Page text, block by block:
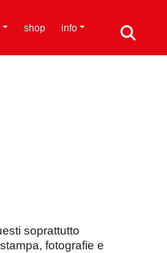
shop info
soprattutto
fotografie e